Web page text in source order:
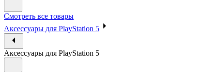
Смотреть все товары
Аксессуары для PlayStation 5
Аксессуары для PlayStation 5